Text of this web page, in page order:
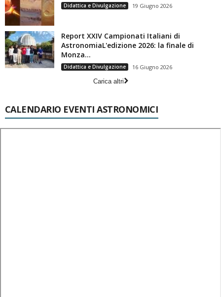
Didattica e Divulgazione 19 Giugno 2026
Report XXIV Campionati Italiani di
AstronomiaL'edizione 2026: la finale di
Monza...
Didattica e Divulgazione
16 Giugno 2026
Carica altri
CALENDARIO EVENTI ASTRONOMICI